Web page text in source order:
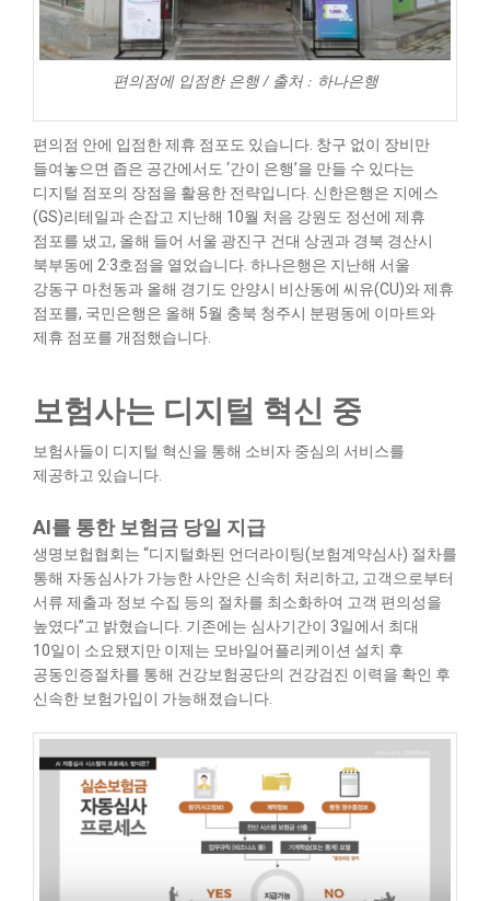
편의점에 입점한 은행 / 출처 : 하나은행
편의점 안에 입점한 제휴 점포도 있습니다. 창구 없이 장비만
들여놓으면 좁은 공간에서도 ‘간이 은행’을 만들 수 있다는
디지털 점포의 장점을 활용한 전략입니다. 신한은행은 지에스
(GS)리테일과 손잡고 지난해 10월 처음 강원도 정선에 제휴
점포를 냈고, 올해 들어 서울 광진구 건대 상권과 경북 경산시
북부동에 2·3호점을 열었습니다. 하나은행은 지난해 서울
강동구 마천동과 올해 경기도 안양시 비산동에 씨유(CU)와 제휴
점포를, 국민은행은 올해 5월 충북 청주시 분평동에 이마트와
제휴 점포를 개점했습니다.
보험사는 디지털 혁신 중
보험사들이 디지털 혁신을 통해 소비자 중심의 서비스를
제공하고 있습니다.
AI를 통한 보험금 당일 지급
생명보헙협회는 “디지털화된 언더라이팅(보험계약심사) 절차를
통해 자동심사가 가능한 사안은 신속히 처리하고, 고객으로부터
서류 제출과 정보 수집 등의 절차를 최소화하여 고객 편의성을
높였다”고 밝혔습니다. 기존에는 심사기간이 3일에서 최대
10일이 소요됐지만 이제는 모바일어플리케이션 설치 후
공동인증절차를 통해 건강보험공단의 건강검진 이력을 확인 후
신속한 보험가입이 가능해졌습니다.